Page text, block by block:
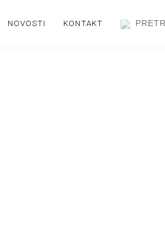
NOVOSTI KONTAKT